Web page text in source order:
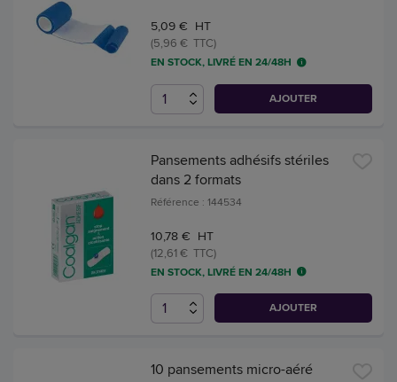
5,09 € HT
(5,96 € TTC)
EN STOCK, LIVRÉ EN 24/48H
AJOUTER
Pansements adhésifs stériles
dans 2 formats
Référence : 144534
10,78 € HT
(12,61 € TTC)
EN STOCK, LIVRÉ EN 24/48H
AJOUTER
10 pansements micro-aéré